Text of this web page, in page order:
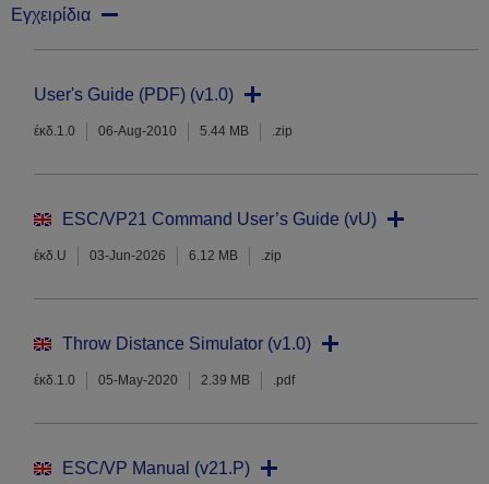
Εγχειρίδια
User's Guide (PDF) (v1.0)
έκδ.1.0 06-Aug-2010 5.44 MB .zip
ESC/VP21 Command User’s Guide (vU)
έκδ.U 03-Jun-2026 6.12 MB .zip
Throw Distance Simulator (v1.0)
έκδ.1.0 05-May-2020 2.39 MB .pdf
ESC/VP Manual (v21.P)